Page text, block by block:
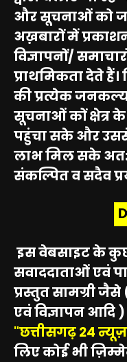
और सूचनाओं को
अख़बारों में
विज्ञापनों/
प्राथमिकता देते
की प्रत्येक
सूचनाओं कों क्षेत्र
पहुंचा सके और उससे
लाभ मिल सके
संकल्पित व सदैव
इस वेबसाइट के कुछ
सवाददाताओं एवं
प्रस्तुत सामग्री जैसे
एवं विज्ञापन आदि
"छत्तीसगढ़ 24
लिए कोई भी